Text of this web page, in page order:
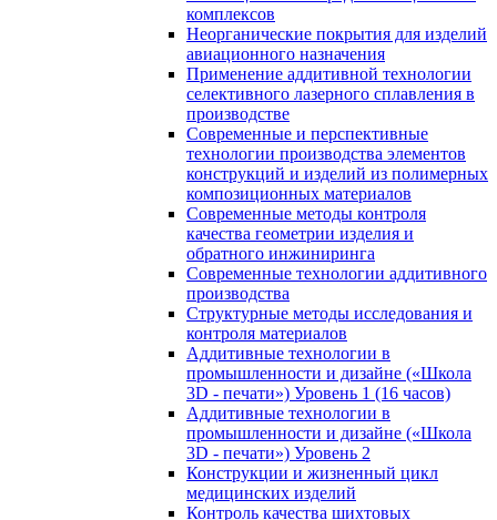
комплексов
Неорганические покрытия для изделий
авиационного назначения
Применение аддитивной технологии
селективного лазерного сплавления в
производстве
Современные и перспективные
технологии производства элементов
конструкций и изделий из полимерных
композиционных материалов
Современные методы контроля
качества геометрии изделия и
обратного инжиниринга
Современные технологии аддитивного
производства
Структурные методы исследования и
контроля материалов
Аддитивные технологии в
промышленности и дизайне («Школа
3D - печати») Уровень 1 (16 часов)
Аддитивные технологии в
промышленности и дизайне («Школа
3D - печати») Уровень 2
Конструкции и жизненный цикл
медицинских изделий
Контроль качества шихтовых